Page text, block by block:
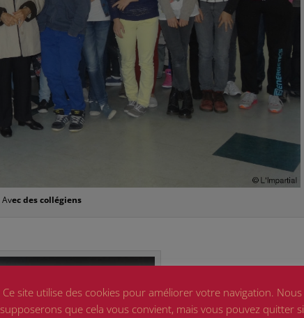
Avec des collégiens
Ce site utilise des cookies pour améliorer votre navigation. Nous
supposerons que cela vous convient, mais vous pouvez quitter si